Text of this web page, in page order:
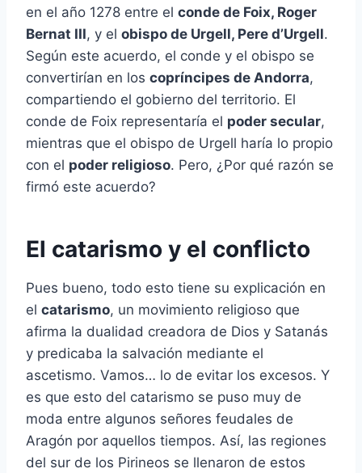
en el año 1278 entre el conde de Foix, Roger
Bernat III, y el obispo de Urgell, Pere d’Urgell.
Según este acuerdo, el conde y el obispo se
convertirían en los copríncipes de Andorra,
compartiendo el gobierno del territorio. El
conde de Foix representaría el poder secular,
mientras que el obispo de Urgell haría lo propio
con el poder religioso. Pero, ¿Por qué razón se
firmó este acuerdo?
El catarismo y el conflicto
Pues bueno, todo esto tiene su explicación en
el catarismo, un movimiento religioso que
afirma la dualidad creadora de Dios y Satanás
y predicaba la salvación mediante el
ascetismo. Vamos… lo de evitar los excesos. Y
es que esto del catarismo se puso muy de
moda entre algunos señores feudales de
Aragón por aquellos tiempos. Así, las regiones
del sur de los Pirineos se llenaron de estos